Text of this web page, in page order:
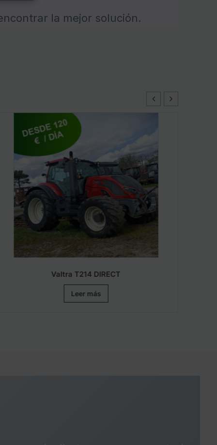
la mejor solución.
Valtra T214 DIRECT
Leer más